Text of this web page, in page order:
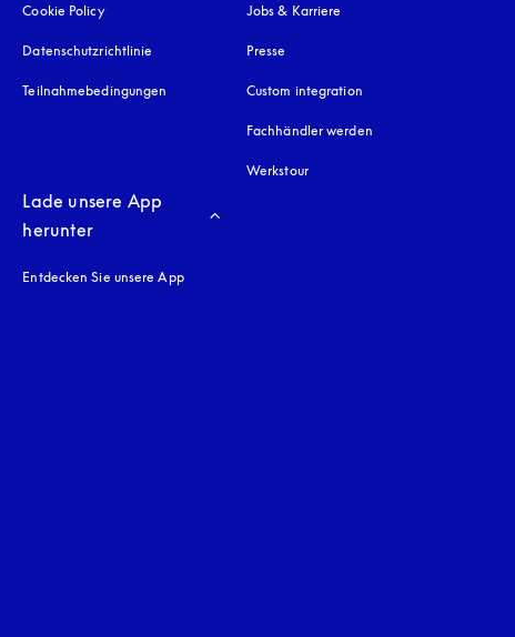
Cookie Policyöffnet sich in einem neuen Tab
Datenschutzrichtlinie öffnet sich in einem neuen Tab
Teilnahmebedingungen
Jobs & Karriere
Presse
Custom integration
Fachhändler werden
Werkstour
Tab
Lade unsere App
herunter
Entdecken Sie unsere App